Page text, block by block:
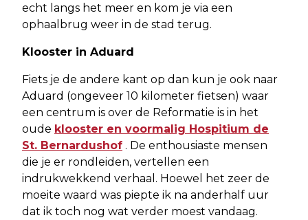
echt langs het meer en kom je via een
ophaalbrug weer in de stad terug.
Klooster in Aduard
Fiets je de andere kant op dan kun je ook naar
Aduard (ongeveer 10 kilometer fietsen) waar
een centrum is over de Reformatie is in het
oude klooster en voormalig Hospitium de
St. Bernardushof . De enthousiaste mensen
die je er rondleiden, vertellen een
indrukwekkend verhaal. Hoewel het zeer de
moeite waard was piepte ik na anderhalf uur
dat ik toch nog wat verder moest vandaag.